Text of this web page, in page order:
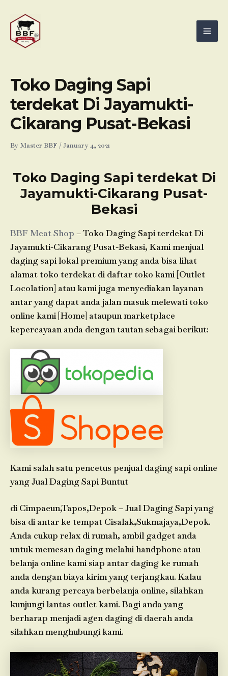
content
Toko Daging Sapi
terdekat Di Jayamukti-
Cikarang Pusat-Bekasi
By Master BBF /January 4, 2021
Toko Daging Sapi terdekat Di
Jayamukti-Cikarang Pusat-
Bekasi
BBF Meat Shop – Toko Daging Sapi terdekat Di
Jayamukti-Cikarang Pusat-Bekasi, Kami menjual
daging sapi lokal premium yang anda bisa lihat
alamat toko terdekat di daftar toko kami [Outlet
Locolation] atau kami juga menyediakan layanan
antar yang dapat anda jalan masuk melewati toko
online kami [Home] ataupun marketplace
kepercayaan anda dengan tautan sebagai berikut:
Kami salah satu pencetus penjual daging sapi online
yang Jual Daging Sapi Buntut
di Cimpaeun,Tapos,Depok – Jual Daging Sapi yang
bisa di antar ke tempat Cisalak,Sukmajaya,Depok.
Anda cukup relax di rumah, ambil gadget anda
untuk memesan daging melalui handphone atau
belanja online kami siap antar daging ke rumah
anda dengan biaya kirim yang terjangkau. Kalau
anda kurang percaya berbelanja online, silahkan
kunjungi lantas outlet kami. Bagi anda yang
berharap menjadi agen daging di daerah anda
silahkan menghubungi kami.